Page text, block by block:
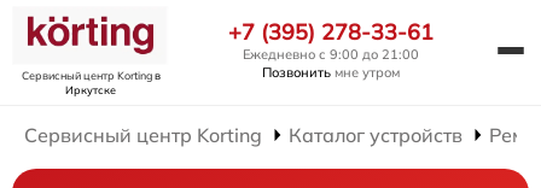
Сервисный центр Kortingв
Иркутске
+7 (395) 278-33-61
Ежедневно с 9:00 до 21:00
Позвонить мне утром
Сервисный центр Korting Каталог устройств